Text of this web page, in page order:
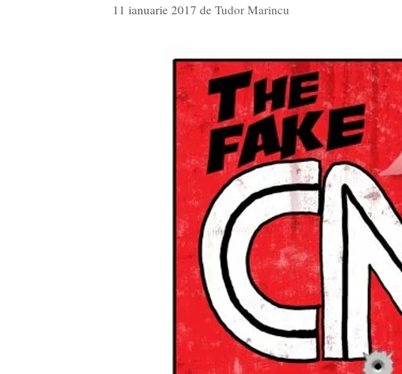
11 ianuarie 2017 de Tudor Marincu